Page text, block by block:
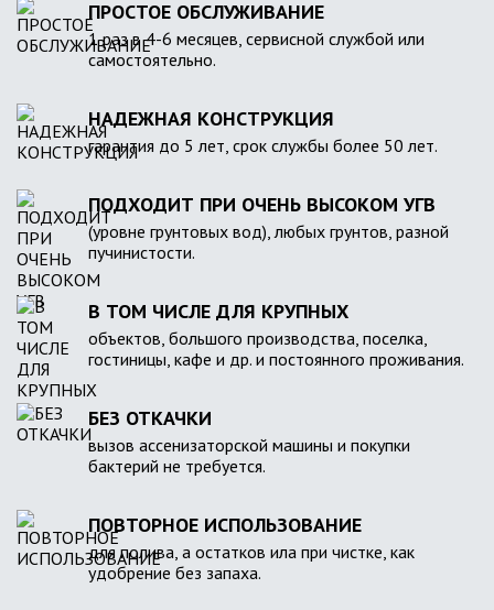
ПРОСТОЕ ОБСЛУЖИВАНИЕ
1 раз в 4-6 месяцев, сервисной службой или
самостоятельно.
НАДЕЖНАЯ КОНСТРУКЦИЯ
гарантия до 5 лет, срок службы более 50 лет.
ПОДХОДИТ ПРИ ОЧЕНЬ ВЫСОКОМ УГВ
(уровне грунтовых вод), любых грунтов, разной
пучинистости.
В ТОМ ЧИСЛЕ ДЛЯ КРУПНЫХ
объектов, большого производства, поселка,
гостиницы, кафе и др. и постоянного проживания.
БЕЗ ОТКАЧКИ
вызов ассенизаторской машины и покупки
бактерий не требуется.
ПОВТОРНОЕ ИСПОЛЬЗОВАНИЕ
для полива, а остатков ила при чистке, как
удобрение без запаха.